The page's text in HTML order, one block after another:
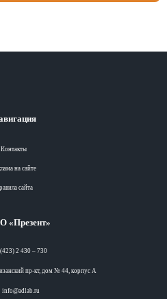
Контакты
на сайте
сайта
«Презент»
2 430 – 730
пр-кт, дом № 44, корпус А
info@adlab.ru